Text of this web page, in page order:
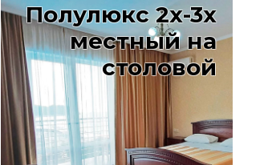
Полулюкс 2х-3х
местный на
столовой